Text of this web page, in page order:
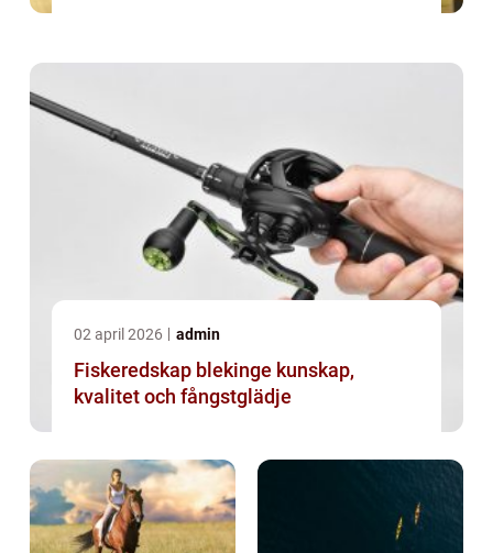
02 april 2026 admin
Fiskeredskap blekinge kunskap,
kvalitet och fångstglädje